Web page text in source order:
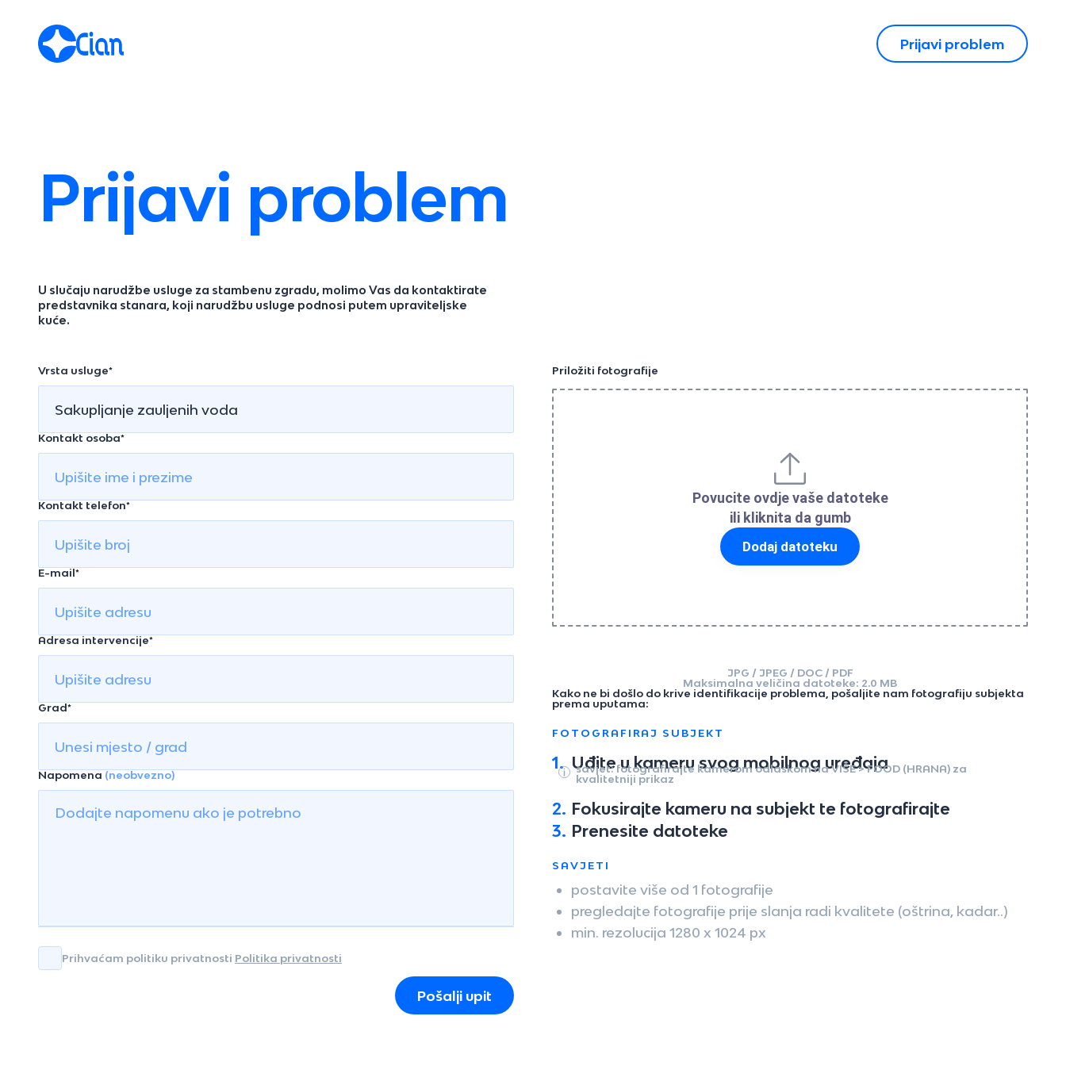
Prijavi problem
Prijavi problem
U slučaju narudžbe usluge za stambenu zgradu, molimo Vas da kontaktirate
predstavnika stanara, koji narudžbu usluge podnosi putem upraviteljske
kuće.
Vrsta usluge*
Kontakt osoba*
Kontakt telefon*
E-mail*
Adresa intervencije*
Grad*
Napomena (neobvezno)
Prihvaćam politiku privatnosti Politika privatnosti
Pošalji upit
Priložiti fotografije
Povucite ovdje vaše datoteke
ili kliknita da gumb
Dodaj datoteku
JPG / JPEG / DOC / PDF
Maksimalna veličina datoteke: 2.0 MB
Kako ne bi došlo do krive identifikacije problema, pošaljite nam fotografiju subjekta
prema uputama:
FOTOGRAFIRAJ SUBJEKT
1. Uđite u kameru svog mobilnog uređaja
savjet: fotografirajte kamerom odlaskom na VIŠE > FOOD (HRANA) za
kvalitetniji prikaz
2. Fokusirajte kameru na subjekt te fotografirajte
3. Prenesite datoteke
SAVJETI
postavite više od 1 fotografije
pregledajte fotografije prije slanja radi kvalitete (oštrina, kadar..)
min. rezolucija 1280 x 1024 px